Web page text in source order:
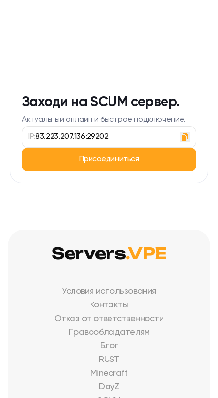
Заходи на SCUM сервер.
Актуальный онлайн и быстрое подключение.
IP:83.223.207.136:29202
Присоединиться
Условия использования
Контакты
Отказ от ответственности
Правообладателям
Блог
RUST
Minecraft
DayZ
Servers.VPE